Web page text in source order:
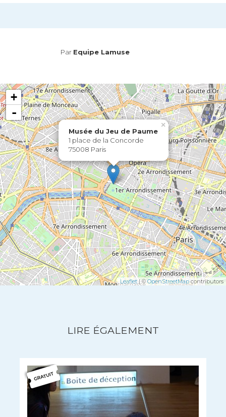
Par Equipe Lamuse
×
Musée du Jeu de Paume
1 place de la Concorde
75008 Paris
+
-
Leaflet | ©OpenStreetMapcontributors
LIRE ÉGALEMENT